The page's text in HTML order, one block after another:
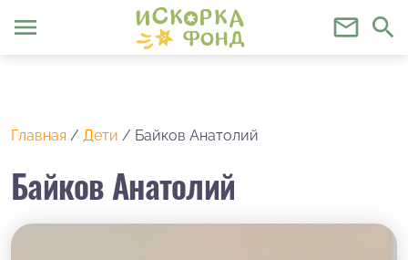
menu mail_outline search
Главная / Дети / Байков Анатолий
Байков Анатолий